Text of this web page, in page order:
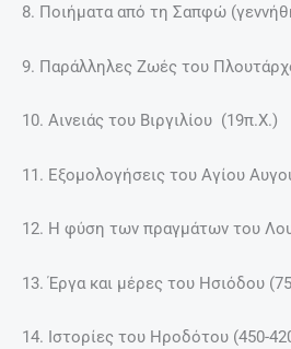
8. Ποιήματα από τη Σαπφώ
9. Παράλληλες Ζωές του
10. Αινειάς του Βιργιλίου (19π.Χ.)
11. Εξομολογήσεις του Αγίου
12. Η φύση των πραγμάτων του
13. Έργα και μέρες του Ησιόδου
14. Ιστορίες του Ηροδότου (450-